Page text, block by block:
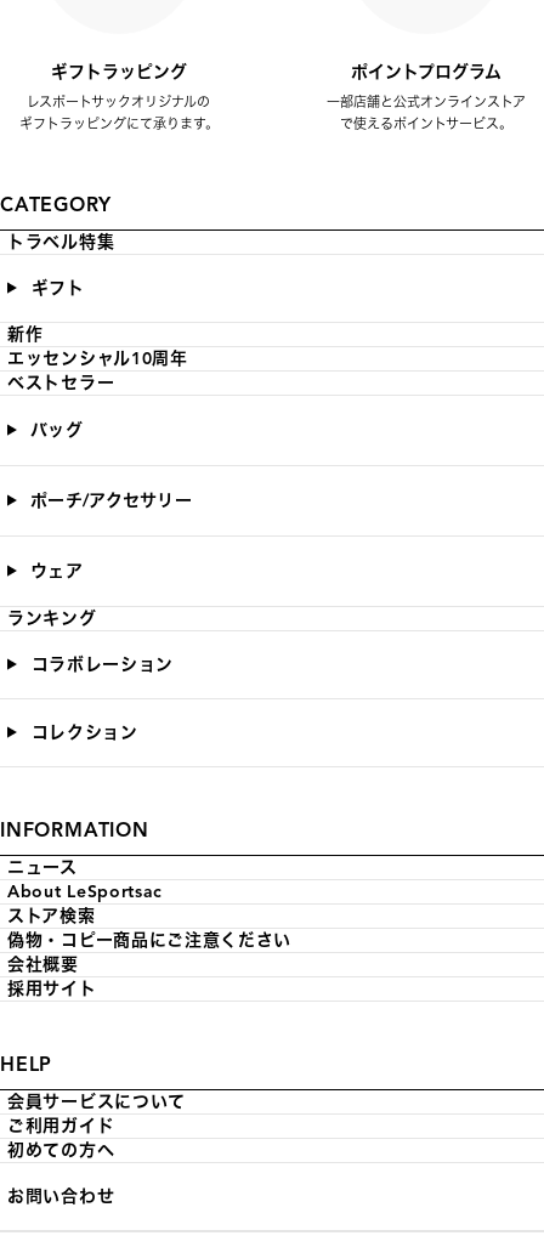
ギフトラッピング
レスポートサックオリジナルの
ギフトラッピングにて承ります。
ポイントプログラム
一部店舗と公式オンラインストア
で使えるポイントサービス。
CATEGORY
トラベル特集
ギフト
新作
エッセンシャル10周年
ベストセラー
バッグ
ポーチ/アクセサリー
ウェア
ランキング
コラボレーション
コレクション
INFORMATION
ニュース
About LeSportsac
ストア検索
偽物・コピー商品にご注意ください
会社概要
採用サイト
HELP
会員サービスについて
ご利用ガイド
初めての方へ
お問い合わせ